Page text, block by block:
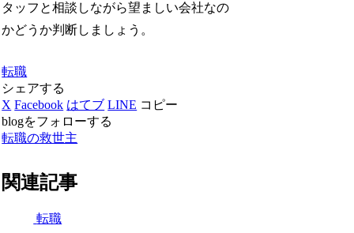
タッフと相談しながら望ましい会社なの
かどうか判断しましょう。
転職
シェアする
X Facebook はてブ LINE コピー
blogをフォローする
転職の救世主
関連記事
転職